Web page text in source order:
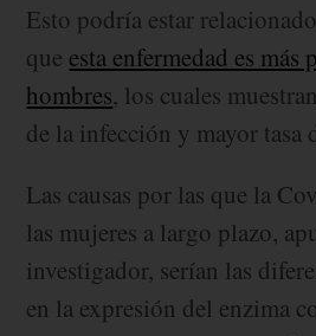
Esto podría estar
que esta enfermedad es más
hombres, los cuales
de la infección y mayor tasa
Las causas por las que la
las mujeres a largo plazo,
investigador, serían las
en la expresión del enzima